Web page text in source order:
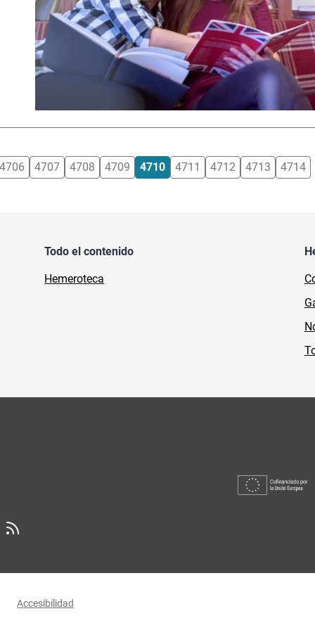
4707 4708 4709 4710 4711 4712 4713 4714
Todo el contenido
Hemeroteca
Accesibilidad